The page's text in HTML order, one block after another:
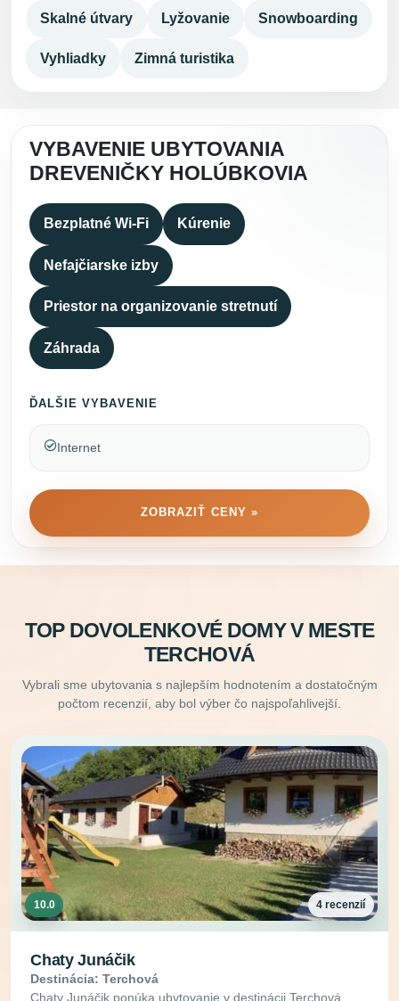
Skalné útvary Lyžovanie Snowboarding
Vyhliadky Zimná turistika
VYBAVENIE UBYTOVANIA
DREVENIČKY HOLÚBKOVIA
Bezplatné Wi-Fi Kúrenie
Nefajčiarske izby
Priestor na organizovanie stretnutí
Záhrada
ĎALŠIE VYBAVENIE
Internet
ZOBRAZIŤ CENY »
TOP DOVOLENKOVÉ DOMY V MESTE
TERCHOVÁ
Vybrali sme ubytovania s najlepším hodnotením a dostatočným
počtom recenzií, aby bol výber čo najspoľahlivejší.
10.0 4 recenzií
Chaty Junáčik
Destinácia: Terchová
Chaty Junáčik ponúka ubytovanie v destinácii Terchová,